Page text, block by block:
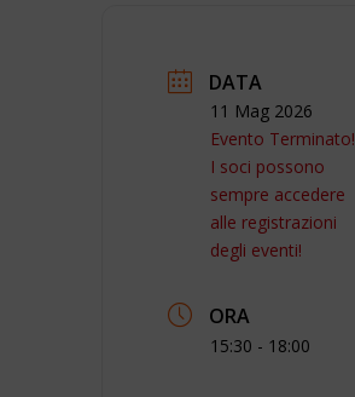
DATA
11 Mag 2026
Evento Terminato!
I soci possono
sempre accedere
alle registrazioni
degli eventi!
ORA
15:30 - 18:00